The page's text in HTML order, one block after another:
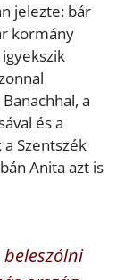
jelezte: bár
kormány
a
és a
Szentszék
Anita azt is